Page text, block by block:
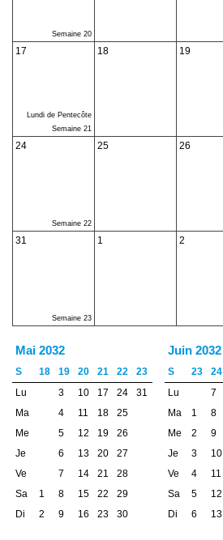
Semaine 20
17
Lundi de Pentecôte
Semaine 21
18 19
24
Semaine 22
25 26
31
Semaine 23
1 2
Mai 2032
S 18 19 20 21 22
23
Lu
3 10 17 24
31
Ma
4 11 18
25
Me
5 12 19
26
Je
6 13 20
27
Ve
7 14 21
28
Sa
1 8 15 22
29
Di
2 9 16 23 30
Juin 2032
S 23 24
Lu
7
Ma
1 8
Me
2 9
Je
3 10
Ve
4 11
Sa
5 12
Di
6 13